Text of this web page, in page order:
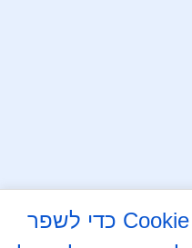
אנו משתמשים בקובצי Cookie כדי לשפר